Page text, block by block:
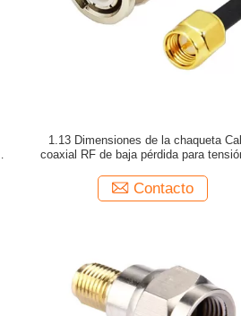
1.13 Dimensiones de la chaqueta
coaxial RF de baja pérdida para
Contacto